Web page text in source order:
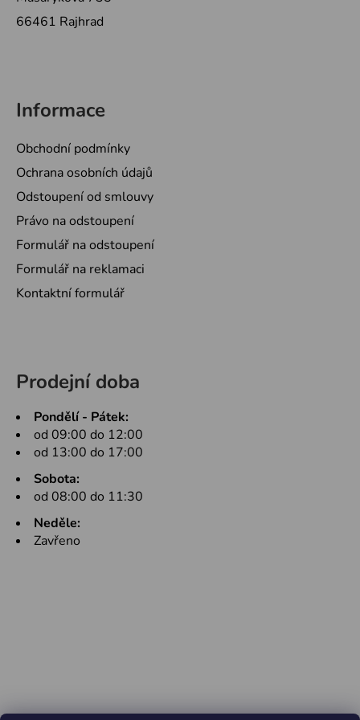
66461 Rajhrad
Informace
Obchodní podmínky
Ochrana osobních údajů
Odstoupení od smlouvy
Právo na odstoupení
Formulář na odstoupení
Formulář na reklamaci
Kontaktní formulář
Prodejní doba
Pondělí - Pátek:
od 09:00 do 12:00
od 13:00 do 17:00
Sobota:
od 08:00 do 11:30
Neděle:
Zavřeno